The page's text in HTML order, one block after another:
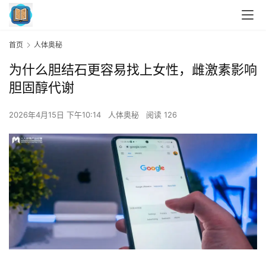
首页 人体奥秘
为什么胆结石更容易找上女性，雌激素影响
胆固醇代谢
2026年4月15日 下午10:14 人体奥秘 阅读 126